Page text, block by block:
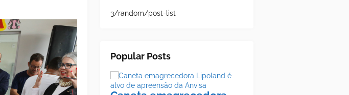
3/random/post-list
Popular Posts